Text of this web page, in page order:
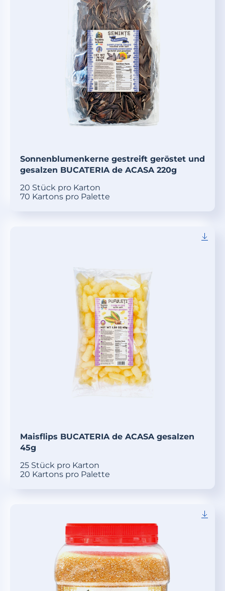
Sonnenblumenkerne gestreift geröstet und
gesalzen BUCATERIA de ACASA 220g
20 Stück pro Karton
70 Kartons pro Palette
Maisflips BUCATERIA de ACASA gesalzen
45g
25 Stück pro Karton
20 Kartons pro Palette